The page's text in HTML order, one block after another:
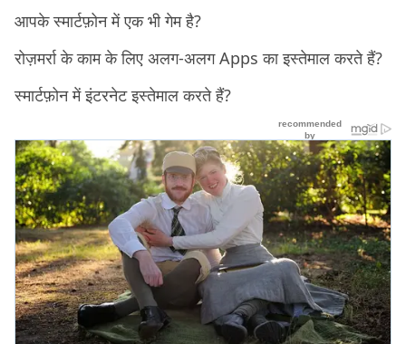
आपके स्मार्टफ़ोन में एक भी गेम है?
रोज़मर्रा के काम के लिए अलग-अलग Apps का इस्तेमाल करते हैं?
स्मार्टफ़ोन में इंटरनेट इस्तेमाल करते हैं?